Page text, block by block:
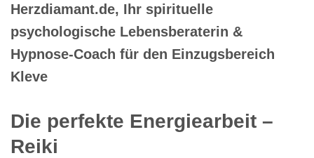
Herzdiamant.de, Ihr spirituelle
psychologische Lebensberaterin &
Hypnose-Coach für den Einzugsbereich
Kleve
Die perfekte Energiearbeit –
Reiki